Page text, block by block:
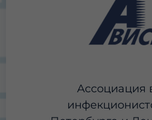
Ассоциация